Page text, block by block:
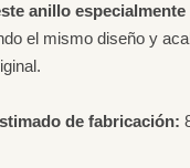
anillo especialmente
el mismo diseño y
de fabricación: